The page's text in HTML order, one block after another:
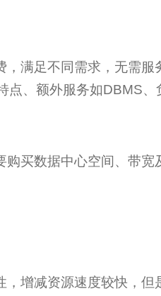
，满足不同需求，无需服
点、额外服务如DBMS、
买数据中心空间、带宽
增减资源速度较快，但